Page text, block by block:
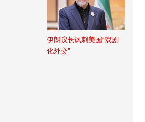
伊朗议长讽刺美国“戏剧
化外交”